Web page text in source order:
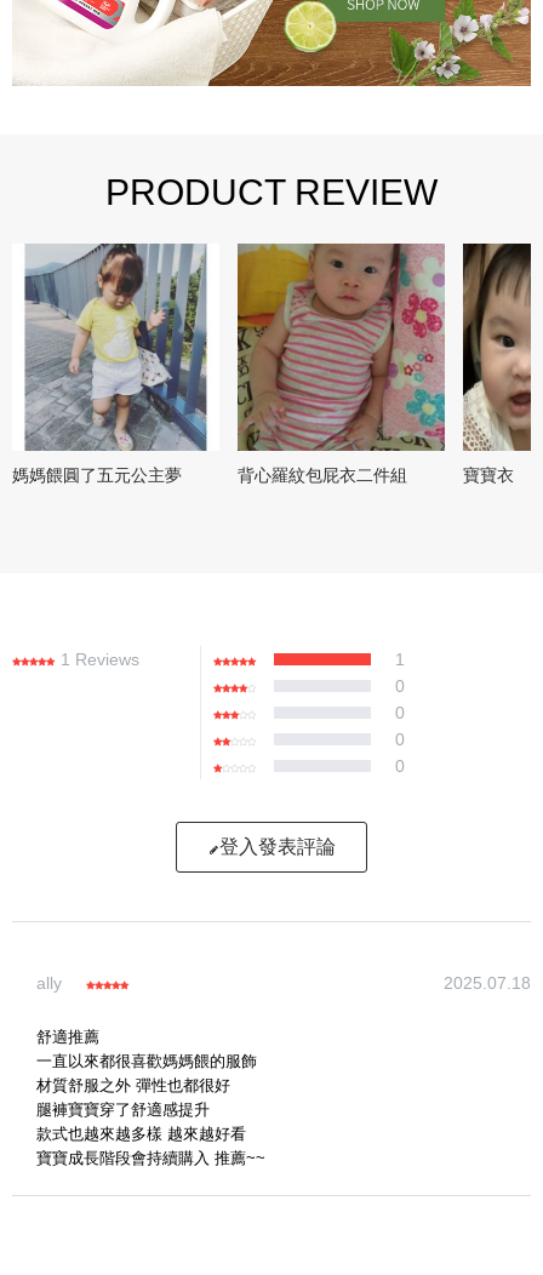
PRODUCT REVIEW
媽媽餵圓了五元公主夢 背心羅紋包屁衣二件組 寶寶衣
1 Reviews
1
0
0
0
0
登入發表評論
ally 2025.07.18
舒適推薦
一直以來都很喜歡媽媽餵的服飾
材質舒服之外 彈性也都很好
腿褲寶寶穿了舒適感提升
款式也越來越多樣 越來越好看
寶寶成長階段會持續購入 推薦~~